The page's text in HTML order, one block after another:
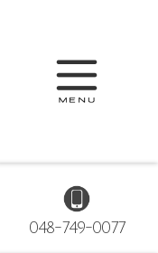
048-749-0077